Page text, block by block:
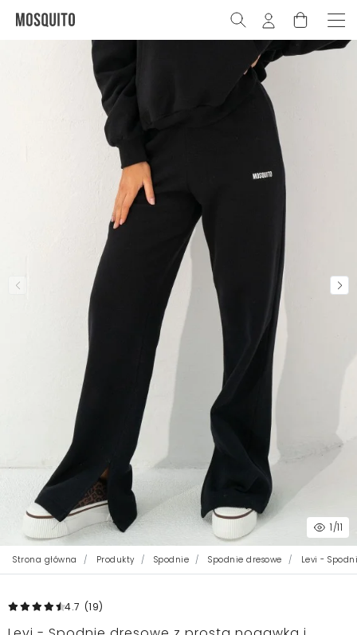
1/11
Strona główna Produkty Spodnie Spodnie dresowe Levi -
4.7 (19)